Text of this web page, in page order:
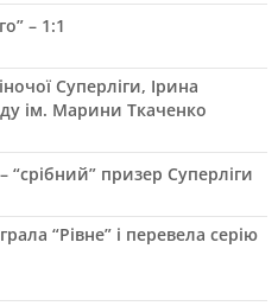
– 1:1
Суперліги, Ірина
ім. Марини Ткаченко
“срібний” призер Суперліги
“Рівне” і перевела серію